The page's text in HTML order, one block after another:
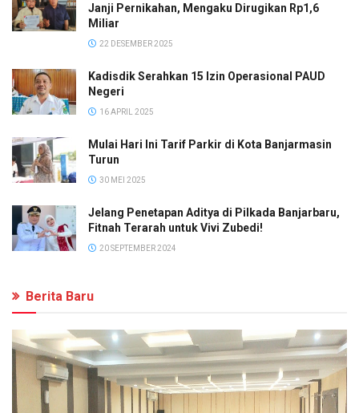
Janji Pernikahan, Mengaku Dirugikan Rp1,6
Miliar
22 DESEMBER 2025
Kadisdik Serahkan 15 Izin Operasional PAUD
Negeri
16 APRIL 2025
Mulai Hari Ini Tarif Parkir di Kota Banjarmasin
Turun
30 MEI 2025
Jelang Penetapan Aditya di Pilkada Banjarbaru,
Fitnah Terarah untuk Vivi Zubedi!
20 SEPTEMBER 2024
Berita Baru